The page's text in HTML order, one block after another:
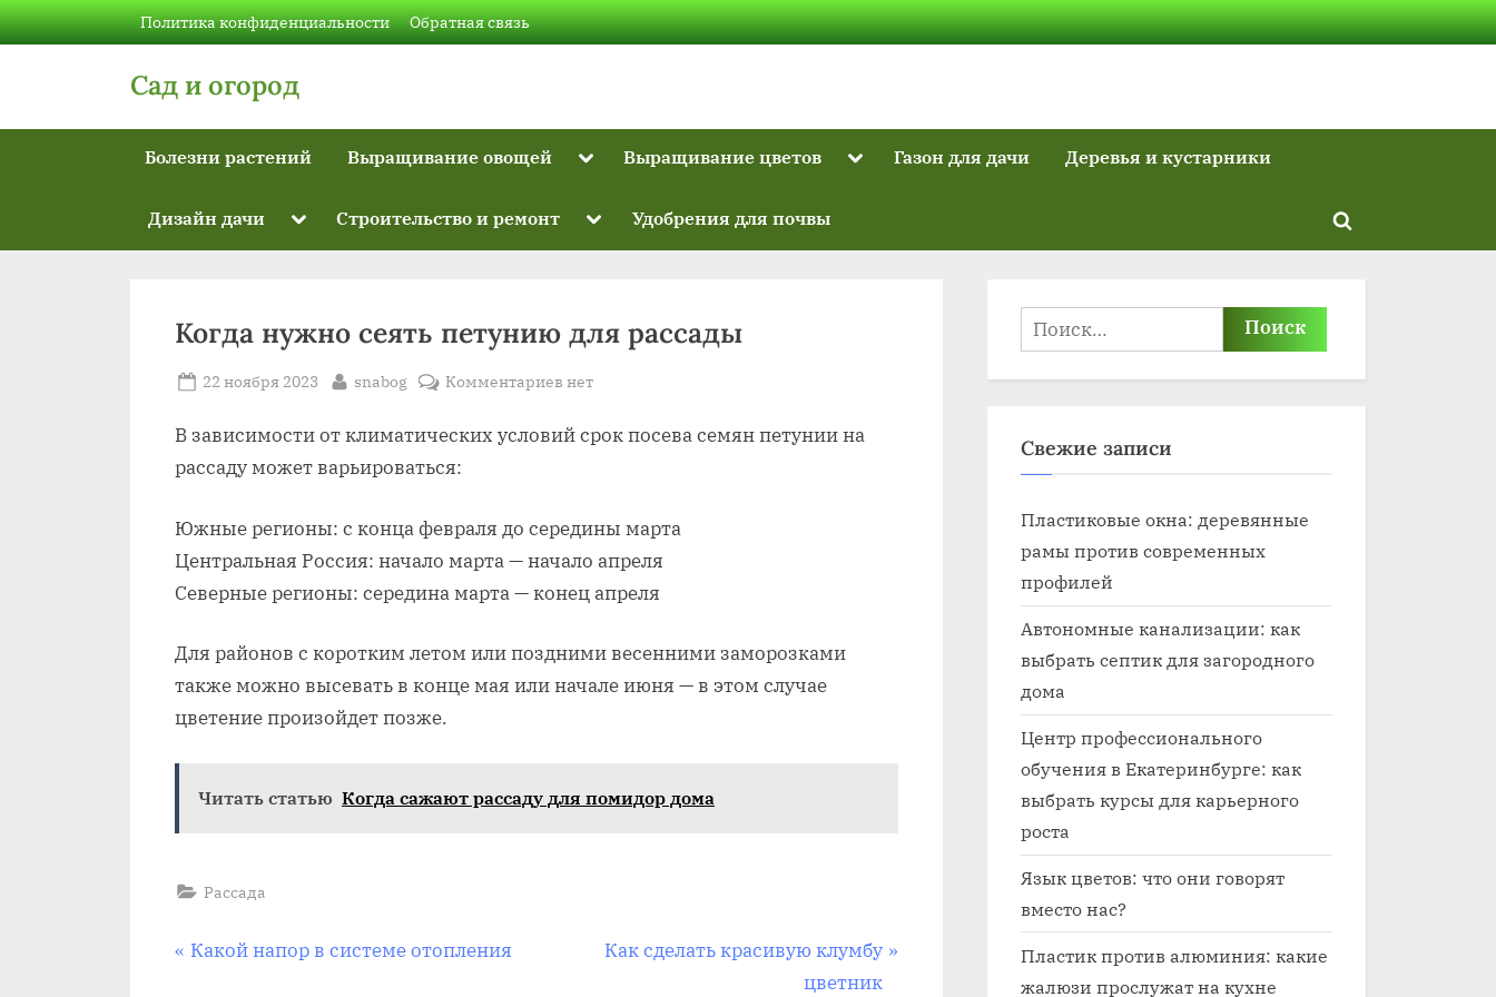
Skip
to
Политика конфиденциальности Обратная связь
Сад и огород
Болезни растений Выращивание овощей Toggle
menu
Выращивание цветов ToggleГазон для дачи Деревья и кустарники
Дизайн дачи Toggle
menu
Строительство и ремонт Toggle
menu
Удобрения для почвы
Toggle
Когда нужно сеять петунию для рассады
Posted
22 ноября 2023 By
snabog Комментариев к
Когда
рассады
нет
В зависимости от климатических условий срок посева семян петунии на
рассаду может варьироваться:
Южные регионы: с конца февраля до середины марта
Центральная Россия: начало марта — начало апреля
Северные регионы: середина марта — конец апреля
Для районов с коротким летом или поздними весенними заморозками
также можно высевать в конце мая или начале июня — в этом случае
цветение произойдет позже.
Читать статью Когда сажают рассаду для помидор дома
Рассада
Навигация
П
Какой напор в системе отопления
С
Как сделать красивую клумбу
цветник
Найти:
Свежие записи
Пластиковые окна: деревянные
рамы против современных
профилей
Автономные канализации: как
выбрать септик для загородного
дома
Центр профессионального
обучения в Екатеринбурге: как
выбрать курсы для карьерного
роста
Язык цветов: что они говорят
вместо нас?
Пластик против алюминия: какие
жалюзи прослужат на кухне